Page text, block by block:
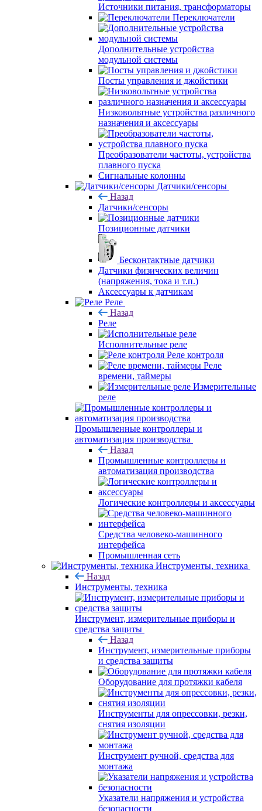
Источники питания, трансформаторы
Переключатели
Дополнительные устройства
модульной системы
Посты управления и джойстики
Низковольтные устройства различного
назначения и аксессуары
Преобразователи частоты, устройства
плавного пуска
Сигнальные колонны
Датчики/сенсоры
Назад
Датчики/сенсоры
Позиционные датчики
Бесконтактные датчики
Датчики физических величин
(напряжения, тока и т.п.)
Аксессуары к датчикам
Реле
Назад
Реле
Исполнительные реле
Реле контроля
Реле
времени, таймеры
Измерительные
реле
Промышленные контроллеры и
автоматизация производства
Назад
Промышленные контроллеры и
автоматизация производства
Логические контроллеры и аксессуары
Средства человеко-машинного
интерфейса
Промышленная сеть
Инструменты, техника
Назад
Инструменты, техника
Инструмент, измерительные приборы и
средства защиты
Назад
Инструмент, измерительные приборы
и средства защиты
Оборудование для протяжки кабеля
Инструменты для опрессовки, резки,
снятия изоляции
Инструмент ручной, средства для
монтажа
Указатели напряжения и устройства
безопасности